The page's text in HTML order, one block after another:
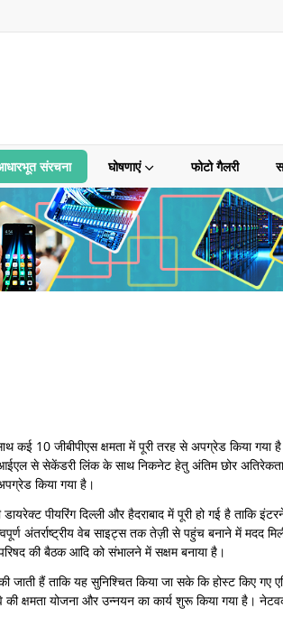
संरचना घोषणाएं फोटो गैलरी
कई 10 जीबीपीएस क्षमता में पूरी तरह से अपग्रेड किया
से सेकेंडरी लिंक के साथ निकनेट हेतु अंतिम छोर अतिरेकता
किया गया है।
पीयरिंग दिल्ली और हैदराबाद में पूरी हो गई है
अंतर्राष्ट्रीय वेब साइट्स तक तेज़ी से पहुंच बनाने में मदद
परिषद की बैठक आदि को संभालने में सक्षम बनाया है।
की जाती हैं ताकि यह सुनिश्चित किया जा सके कि होस्ट
क्षमता योजना और उन्नयन का कार्य शुरू किया गया है।